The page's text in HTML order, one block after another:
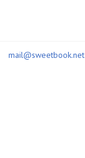
mail@sweetbook.net